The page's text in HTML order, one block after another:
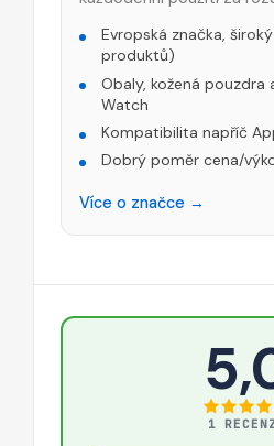
Evropská značka,
produktů)
Obaly, kožená pouzdra
Watch
Kompatibilita napříč
Dobrý poměr cena/
Více o značce →
1